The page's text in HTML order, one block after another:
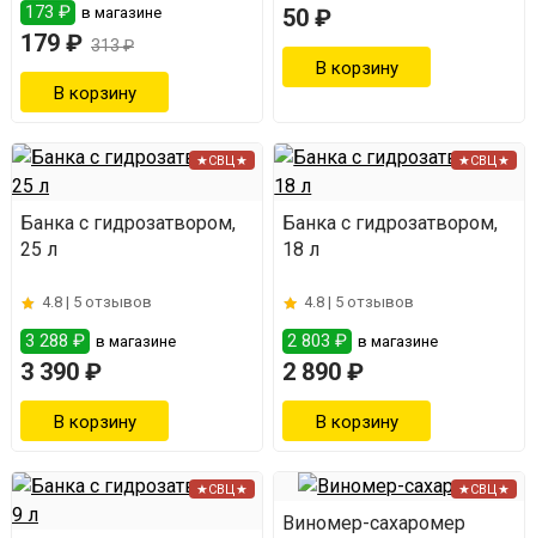
173 ₽ в магазине
179 ₽ 313 ₽
50 ₽
★СВЦ★
Банка с гидрозатвором,
25 л
4.8 | 5 отзывов
3 288 ₽ в магазине
3 390 ₽
★СВЦ★
Банка с гидрозатвором,
18 л
4.8 | 5 отзывов
2 803 ₽ в магазине
2 890 ₽
★СВЦ★ ★СВЦ★
Виномер-сахаромер